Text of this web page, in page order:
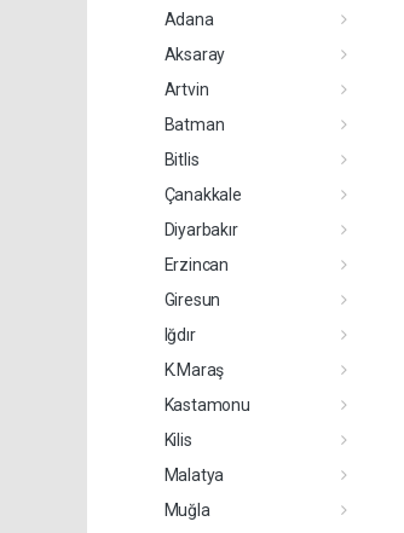
Adana
Aksaray
Artvin
Batman
Bitlis
Çanakkale
Diyarbakır
Erzincan
Giresun
Iğdır
K.Maraş
Kastamonu
Kilis
Malatya
Muğla